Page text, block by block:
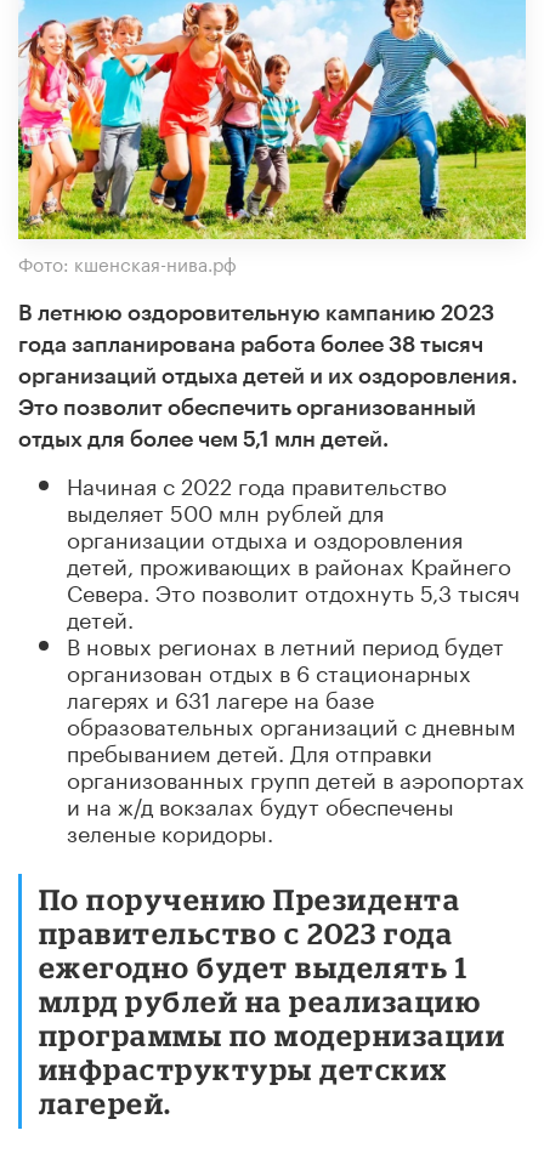
Фото: кшенская-нива.рф
В летнюю оздоровительную кампанию 2023
года запланирована работа более 38 тысяч
организаций отдыха детей и их оздоровления.
Это позволит обеспечить организованный
отдых для более чем 5,1 млн детей.
Начиная с 2022 года правительство
выделяет 500 млн рублей для
организации отдыха и оздоровления
детей, проживающих в районах Крайнего
Севера. Это позволит отдохнуть 5,3 тысяч
детей.
В новых регионах в летний период будет
организован отдых в 6 стационарных
лагерях и 631 лагере на базе
образовательных организаций с дневным
пребыванием детей. Для отправки
организованных групп детей в аэропортах
и на ж/д вокзалах будут обеспечены
зеленые коридоры.
По поручению Президента
правительство с 2023 года
ежегодно будет выделять 1
млрд рублей на реализацию
программы по модернизации
инфраструктуры детских
лагерей.